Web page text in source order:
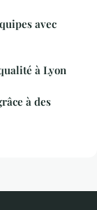
avec
à Lyon
à des